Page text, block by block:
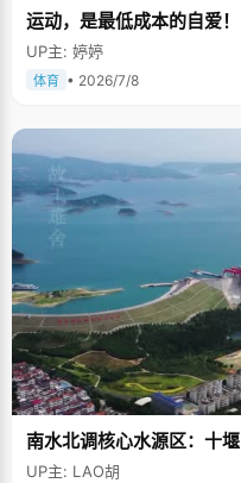
运动，是最低成本的自爱！
UP主: 婷婷
体育 • 2026/7/8
南水北调核心水源区：十堰
UP主: LAO胡